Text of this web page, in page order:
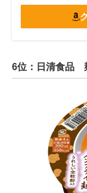
6位：日清食品